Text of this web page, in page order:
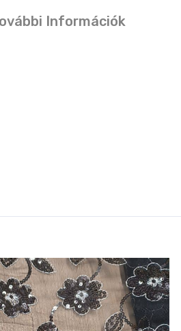
Információk